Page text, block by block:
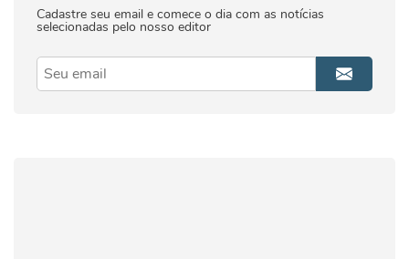
Cadastre seu email e comece o dia com as notícias
selecionadas pelo nosso editor